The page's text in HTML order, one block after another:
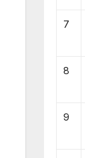
7
8
9